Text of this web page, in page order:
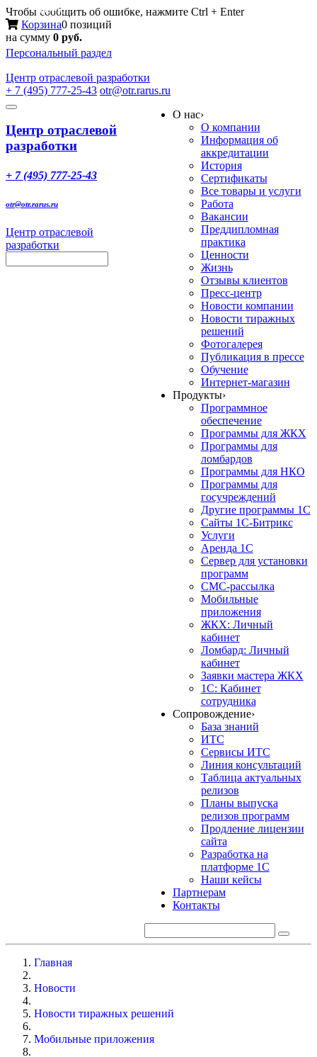
Чтобы сообщить об ошибке, нажмите Ctrl + Enter
Корзина0 позиций
на сумму 0 руб.
Персональный раздел
Центр отраслевой разработки
+ 7 (495) 777-25-43 otr@otr.rarus.ru
Toggle
Меню
Центр отраслевой
разработки
+ 7 (495) 777-25-43
otr@otr.rarus.ru
Центр отраслевой
разработки
О нас›
О компании
Информация об
аккредитации
История
Сертификаты
Все товары и услуги
Работа
Вакансии
Преддипломная
практика
Ценности
Жизнь
Отзывы клиентов
Пресс-центр
Новости компании
Новости тиражных
решений
Фотогалерея
Публикация в прессе
Обучение
Интернет-магазин
Продукты›
Программное
обеспечение
Программы для ЖКХ
Программы для
ломбардов
Программы для НКО
Программы для
госучреждений
Другие программы 1С
Сайты 1С-Битрикс
Услуги
Аренда 1С
Сервер для установки
программ
СМС-рассылка
Мобильные
приложения
ЖКХ: Личный
кабинет
Ломбард: Личный
кабинет
Заявки мастера ЖКХ
1С: Кабинет
сотрудника
Сопровождение›
База знаний
ИТС
Сервисы ИТС
Линия консультаций
Таблица актуальных
релизов
Планы выпуска
релизов программ
Продление лицензии
сайта
Разработка на
платформе 1С
Наши кейсы
Партнерам
Контакты
Главная
Новости
Новости тиражных решений
Мобильные приложения